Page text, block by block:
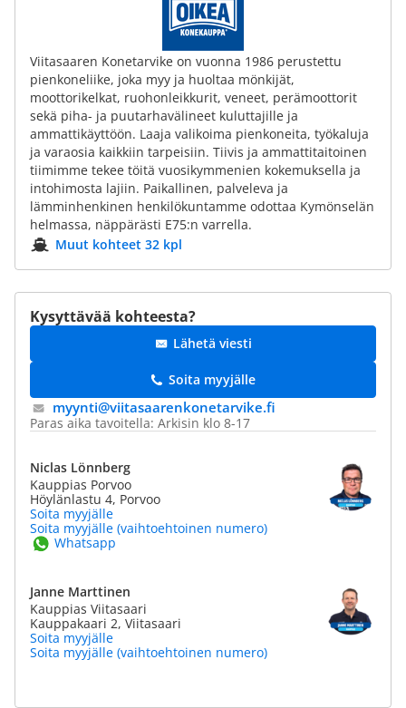
Viitasaaren Konetarvike on vuonna 1986 perustettu
pienkoneliike, joka myy ja huoltaa mönkijät,
moottorikelkat, ruohonleikkurit, veneet, perämoottorit
sekä piha- ja puutarhavälineet kuluttajille ja
ammattikäyttöön. Laaja valikoima pienkoneita, työkaluja
ja varaosia kaikkiin tarpeisiin. Tiivis ja ammattitaitoinen
tiimimme tekee töitä vuosikymmenien kokemuksella ja
intohimosta lajiin. Paikallinen, palveleva ja
lämminhenkinen henkilökuntamme odottaa Kymönselän
helmassa, näppärästi E75:n varrella.
Muut kohteet 32 kpl
Kysyttävää kohteesta?
Lähetä viesti
Soita myyjälle
myynti@​viitasaarenkonetarvike.fi
Paras aika tavoitella: Arkisin klo 8-17
Niclas Lönnberg
Kauppias Porvoo
Höylänlastu 4, Porvoo
Soita myyjälle
Soita myyjälle (vaihtoehtoinen numero)
Whatsapp
Janne Marttinen
Kauppias Viitasaari
Kauppakaari 2, Viitasaari
Soita myyjälle
Soita myyjälle (vaihtoehtoinen numero)